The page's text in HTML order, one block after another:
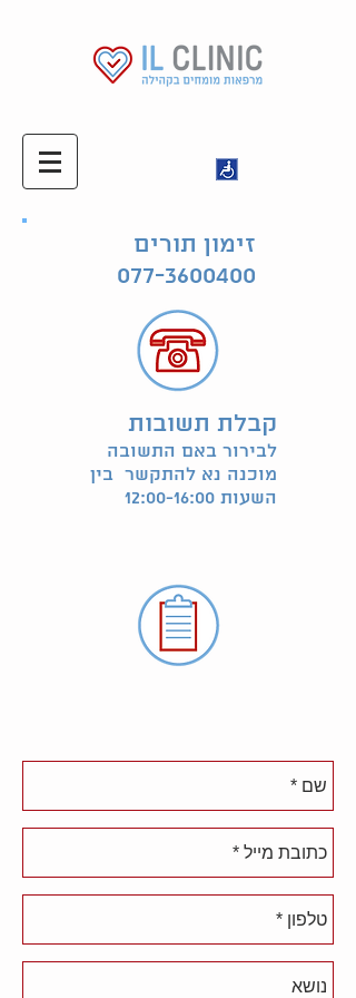
זימון תורים
077-3600400
קבלת תשובות
לבירור באם התשובה
מוכנה נא להתקשר בין
השעות 12:00-16:00